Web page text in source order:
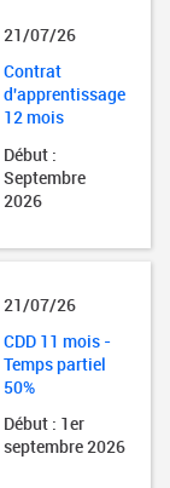
21/07/26
Contrat
d'apprentissage
12 mois
Début :
Septembre
2026
21/07/26
CDD 11 mois -
Temps partiel
50%
Début : 1er
septembre 2026